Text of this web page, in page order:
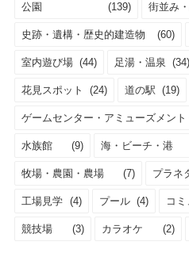
公園 (139) 街並み
史跡・遺構・歴史的建造物 (60)
室内遊び場 (44) 足湯・温泉 (34)
花見スポット (24) 道の駅 (19)
ゲームセンター・アミューズメント
水族館 (9) 海・ビーチ・港
牧場・農園・農場 (7) プラネ
工場見学 (4) プール (4) コ
競技場 (3) カラオケ (2)